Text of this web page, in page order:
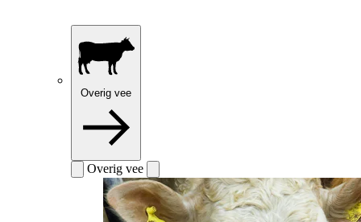
Overig vee
Overig vee